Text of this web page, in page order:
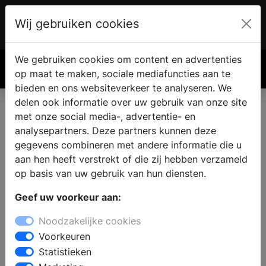
€ 0.00
Wij gebruiken cookies
We gebruiken cookies om content en advertenties
op maat te maken, sociale mediafuncties aan te
bieden en ons websiteverkeer te analyseren. We
delen ook informatie over uw gebruik van onze site
met onze social media-, advertentie- en
analysepartners. Deze partners kunnen deze
gegevens combineren met andere informatie die u
aan hen heeft verstrekt of die zij hebben verzameld
op basis van uw gebruik van hun diensten.
Geef uw voorkeur aan:
Noodzakelijke cookies
Voorkeuren
Statistieken